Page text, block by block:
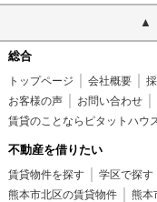
総合
トップページ 会社概要
お客様の声
お問い合わせ
賃貸のことならピタットハウ
不動産を借りたい
賃貸物件を探す 学区で探す
熊本市北区の賃貸物件
熊本